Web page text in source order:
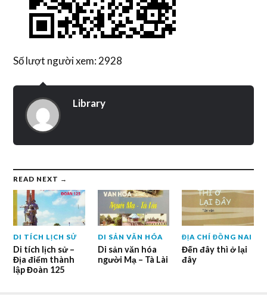
Số lượt người xem: 2928
Library
READ NEXT →
DI TÍCH LỊCH SỬ
Di tích lịch sử –
Địa điểm thành
lập Đoàn 125
DI SẢN VĂN HÓA
Di sản văn hóa
người Mạ – Tà Lài
ĐỊA CHÍ ĐỒNG NAI
Đến đây thì ở lại
đây